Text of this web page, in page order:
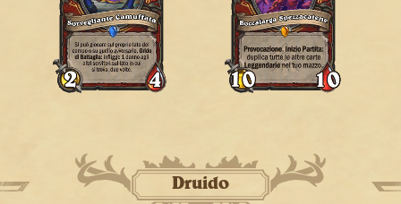
Druido